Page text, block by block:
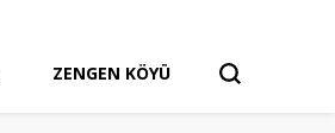
ZENGEN KÖYÜ